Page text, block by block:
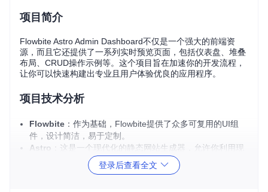
项目简介
Flowbite Astro Admin Dashboard不仅是一个强大的前端资
源，而且它还提供了一系列实时预览页面，包括仪表盘、堆叠
布局、CRUD操作示例等。这个项目旨在加速你的开发流程，
让你可以快速构建出专业且用户体验优良的应用程序。
项目技术分析
Flowbite ：作为基础，Flowbite提供了众多可复用的UI组
件，设计简洁，易于定制。
Astro ：这是一个现代化的静态网站生成器，允许你利用现
代Web组件来构建更快、更小的网站。
：作为一套实用主义的样式库，Tailwind CS
登录后查看全文